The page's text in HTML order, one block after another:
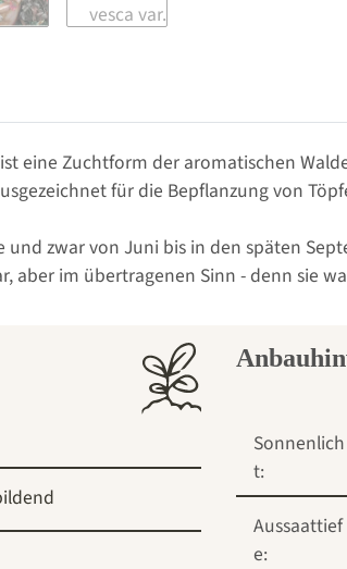
eine Zuchtform der aromatischen
für die Bepflanzung von
zwar von Juni bis in den späten
aber im übertragenen Sinn - denn sie
Sonnenlich
t:
Aussaattief
e: